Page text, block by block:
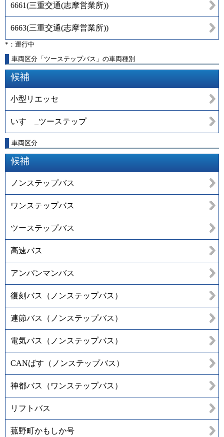
6661(三重交通(志摩営業所))
6663(三重交通(志摩営業所))
*：運行中
車両区分「ツーステップバス」の車両種別
候補
小型リエッセ
いすゞ_ツーステップ
車両区分
候補
ノンステップバス
ワンステップバス
ツーステップバス
高速バス
アンパンマンバス
復刻バス（ノンステップバス）
連節バス（ノンステップバス）
電気バス（ノンステップバス）
CANばす（ノンステップバス）
神都バス（ワンステップバス）
リフトバス
菰野町かもしか号